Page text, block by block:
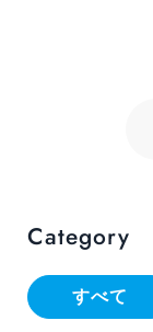
Category
すべて